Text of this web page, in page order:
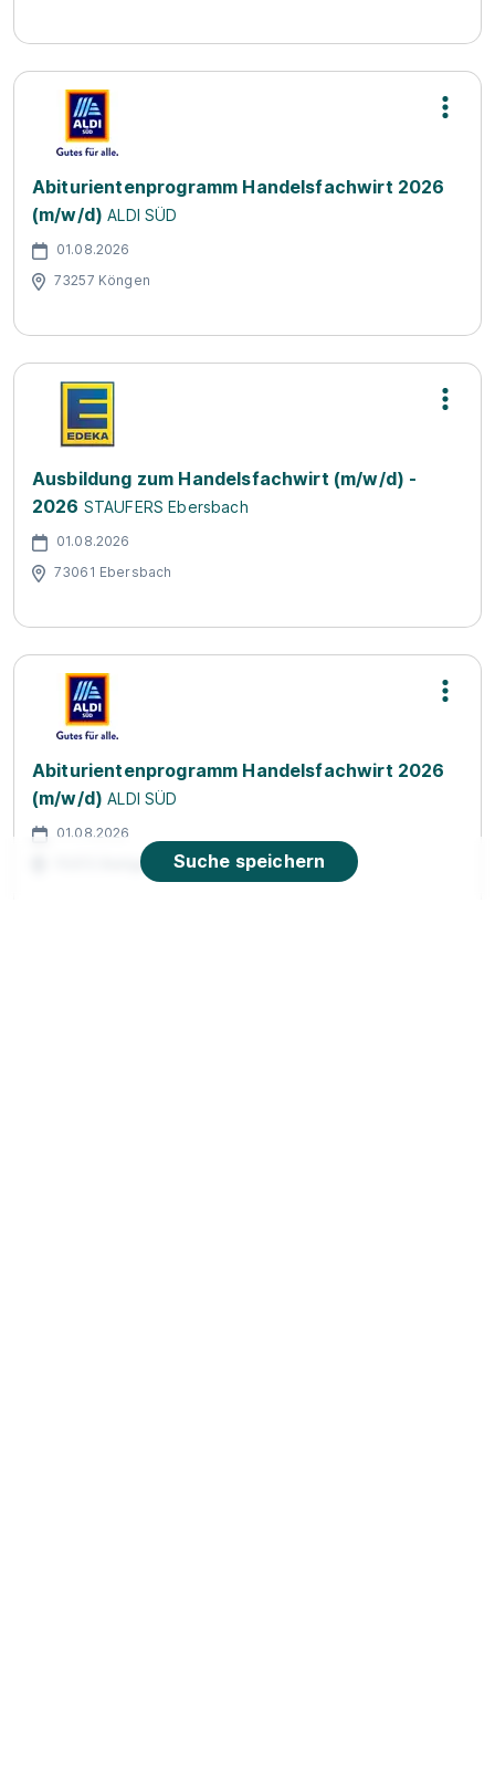
Abiturientenprogramm Handelsfachwirt 2026
(m/w/d) ALDI SÜD
01.08.2026
73257 Köngen
Ausbildung zum Handelsfachwirt (m/w/d) -
2026 STAUFERS Ebersbach
01.08.2026
73061 Ebersbach
Abiturientenprogramm Handelsfachwirt 2026
(m/w/d) ALDI SÜD
01.08.2026
70372 Stuttgart
Suche speichern